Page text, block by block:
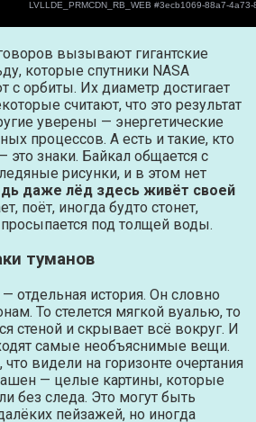
вызывают гигантские
которые спутники NASA
с орбиты. Их диаметр достигает
считают, что это результат
уверены — энергетические
процессов. А есть и такие, кто
это знаки. Байкал общается с
рисунки, и в этом нет
даже лёд здесь живёт своей
поёт, иногда будто стонет,
под толщей воды.
туманов
отдельная история. Он словно
То стелется мягкой вуалью, то
стеной и скрывает всё вокруг. И
самые необъяснимые вещи.
видели на горизонте очертания
— целые картины, которые
без следа. Это могут быть
пейзажей, но иногда